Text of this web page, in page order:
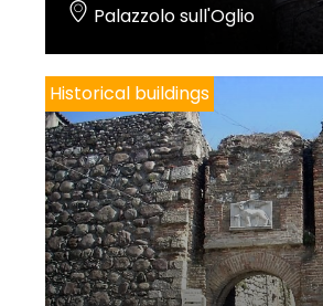
Palazzolo sull'Oglio
Historical buildings